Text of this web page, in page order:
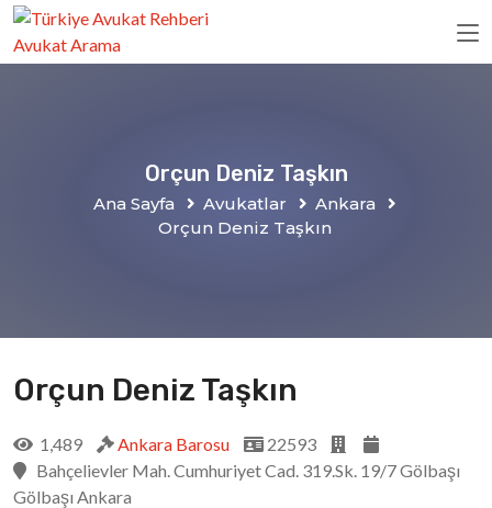
Orçun Deniz Taşkın
Ana Sayfa Avukatlar
Ankara
Orçun Deniz Taşkın
Orçun Deniz Taşkın
1,489 Ankara Barosu
22593
Bahçelievler Mah. Cumhuriyet Cad. 319.Sk. 19/7 Gölbaşı
Gölbaşı Ankara